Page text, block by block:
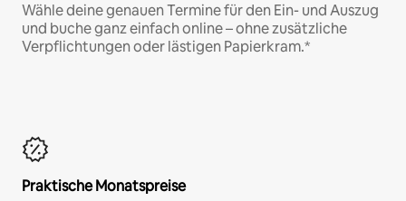
Wähle deine genauen Termine für den Ein- und Auszug
und buche ganz einfach online – ohne zusätzliche
Verpflichtungen oder lästigen Papierkram.*
Praktische Monatspreise